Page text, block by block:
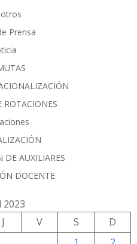
Prensa
ROTACIONES
DE AUXILIARES
DOCENTE
J V S
D